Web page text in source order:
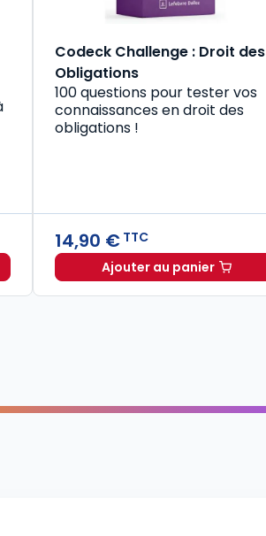
Codeck Challenge : Droit des
Obligations
100 questions pour tester vos
connaissances en droit des
obligations !
14,90 € TTC
Ajouter au panier